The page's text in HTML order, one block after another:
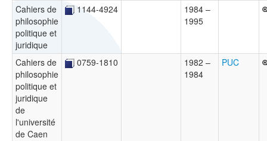
Cahiers de
philosophie
politique et
juridique
1144-4924
1984 –
1995
Cahiers de
philosophie
politique et
juridique
de
l'université
de Caen
0759-1810
1982 –
1984
PUC